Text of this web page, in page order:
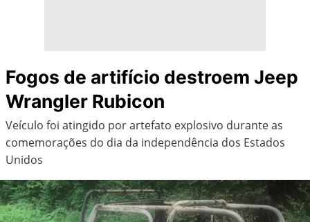
Fogos de artifício destroem Jeep
Wrangler Rubicon
Veículo foi atingido por artefato explosivo durante as
comemorações do dia da independência dos Estados
Unidos